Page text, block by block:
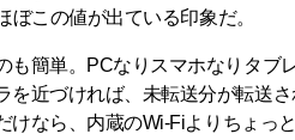
ぼこの値が出ている印象だ。
も簡単。PCなりスマホなりタブ
を近づければ、未転送分が転送
けなら、内蔵のWi-Fiよりちょっ